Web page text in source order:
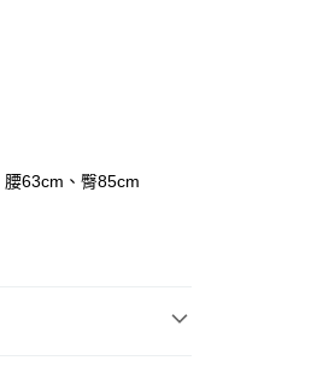
63cm、臀85cm